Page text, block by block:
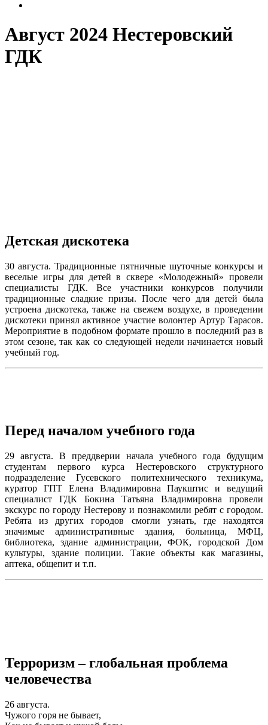
Август 2024 Нестеровский
ГДК
Детская дискотека
30 августа. Традиционные пятничные шуточные конкурсы и
веселые игры для детей в сквере «Молодежный» провели
специалисты ГДК. Все участники конкурсов получили
традиционные сладкие призы. После чего для детей была
устроена дискотека, также на свежем воздухе, в проведении
дискотеки принял активное участие волонтер Артур Тарасов.
Мероприятие в подобном формате прошло в последний раз в
этом сезоне, так как со следующей недели начинается новый
учебный год.
Перед началом учебного года
29 августа. В преддверии начала учебного года будущим
студентам первого курса Нестеровского структурного
подразделение Гусевского политехнического техникума,
куратор ГПТ Елена Владимировна Паукштис и ведущий
специалист ГДК Бокина Татьяна Владимировна провели
экскурс по городу Нестерову и познакомили ребят с городом.
Ребята из других городов смогли узнать, где находятся
значимые административные здания, больница, МФЦ,
библиотека, здание администрации, ФОК, городской Дом
культуры, здание полиции. Такие объекты как магазины,
аптека, общепит и т.п.
Терроризм – глобальная проблема
человечества
26 августа.
Чужого горя не бывает,